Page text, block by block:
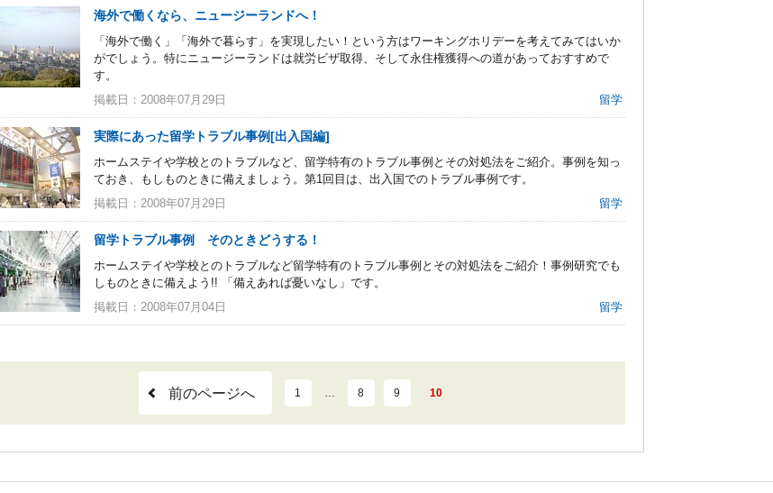
海外で働くなら、ニュージーランドへ！
「海外で働く」「海外で暮らす」を実現したい！という方はワーキングホリデーを考えてみてはいか
がでしょう。特にニュージーランドは就労ビザ取得、そして永住権獲得への道があっておすすめで
す。
掲載日：2008年07月29日
留学
実際にあった留学トラブル事例[出入国編]
ホームステイや学校とのトラブルなど、留学特有のトラブル事例とその対処法をご紹介。事例を知っ
ておき、もしものときに備えましょう。第1回目は、出入国でのトラブル事例です。
掲載日：2008年07月29日
留学
留学トラブル事例 そのときどうする！
ホームステイや学校とのトラブルなど留学特有のトラブル事例とその対処法をご紹介！事例研究でも
しものときに備えよう!! 「備えあれば憂いなし」です。
掲載日：2008年07月04日
留学
前のページへ 1 … 8 9 10